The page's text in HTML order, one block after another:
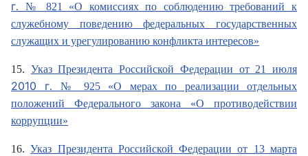
г. № 821 «О комиссиях по соблюдению требований к
служебному поведению федеральных государственных
служащих и урегулированию конфликта интересов»
15. Указ Президента Российской Федерации от 21 июля
2010 г. № 925 «О мерах по реализации отдельных
положений Федерального закона «О противодействии
коррупции»
16.Указ Президента Российской Федерации от 13 марта